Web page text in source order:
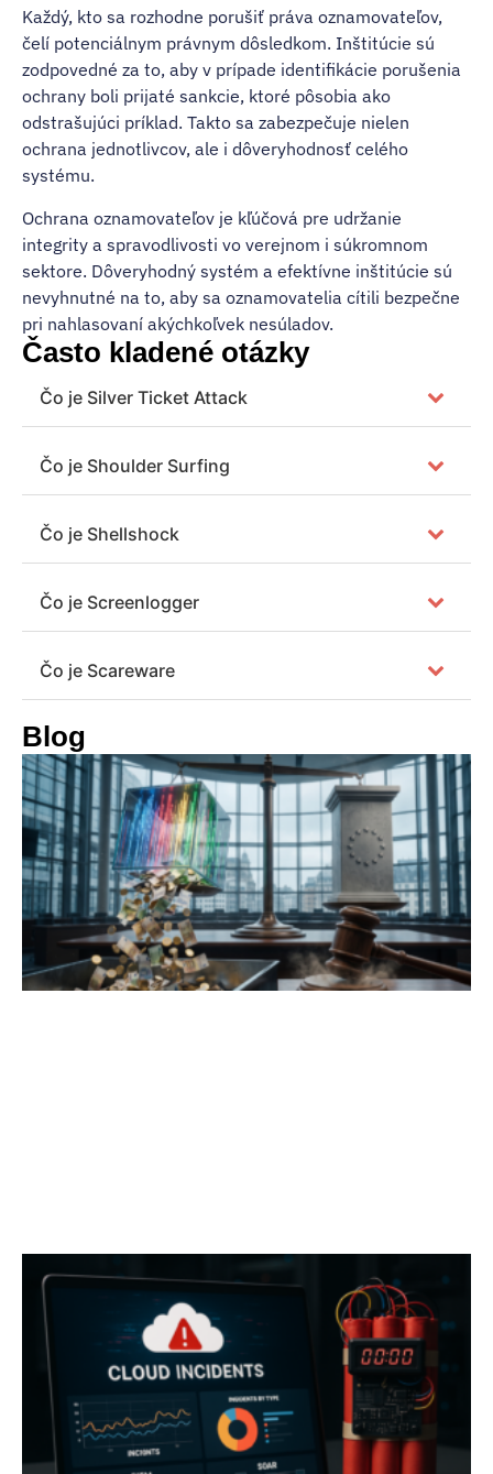
Každý, kto sa rozhodne porušiť práva oznamovateľov,
čelí potenciálnym právnym dôsledkom. Inštitúcie sú
zodpovedné za to, aby v prípade identifikácie porušenia
ochrany boli prijaté sankcie, ktoré pôsobia ako
odstrašujúci príklad. Takto sa zabezpečuje nielen
ochrana jednotlivcov, ale i dôveryhodnosť celého
systému.
Ochrana oznamovateľov je kľúčová pre udržanie
integrity a spravodlivosti vo verejnom i súkromnom
sektore. Dôveryhodný systém a efektívne inštitúcie sú
nevyhnutné na to, aby sa oznamovatelia cítili bezpečne
pri nahlasovaní akýchkoľvek nesúladov.
Často kladené otázky
Čo je Silver Ticket Attack
Čo je Shoulder Surfing
Čo je Shellshock
Čo je Screenlogger
Čo je Scareware
Blog